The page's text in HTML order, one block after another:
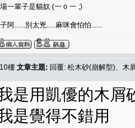
一輩子是貓奴 (一 o 一 ;)
阿......別太兇.....麻咪會怕怕......
樓 文章主題: 回覆: 松木砂(崩解型)、木
是用凱優的木屑
是覺得不錯用